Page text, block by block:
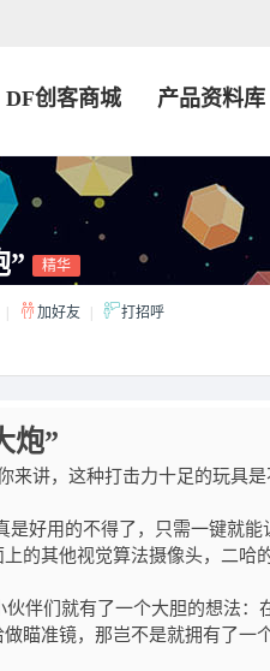
DF创客商城 产品资料库
” 精华
加好友 打招呼
炮”
讲，这种打击力十足的玩具是
好用的不得了，只需一键就能
的其他视觉算法摄像头，二哈
伴们就有了一个大胆的想法：
瞄准镜，那岂不是就拥有了一